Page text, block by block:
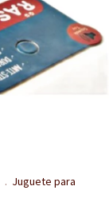
. Juguete para